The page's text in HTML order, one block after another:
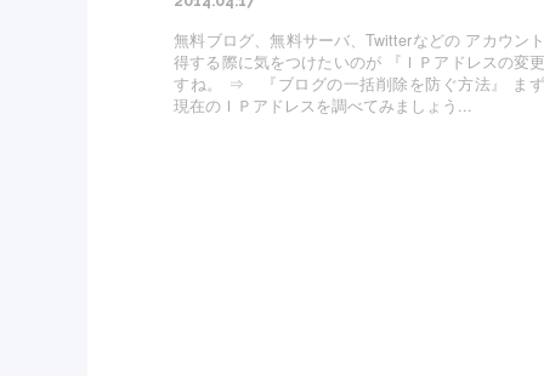
無料ブログ、無料サーバ、Twitterなどの アカウン
得する際に気をつけたいのが 『ＩＰアドレスの変
すね。 ⇒ 『ブログの一括削除を防ぐ方法』 まず
現在のＩＰアドレスを調べてみましょう...